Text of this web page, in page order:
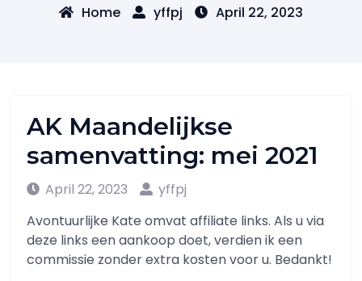
Home yffpj April 22, 2023
AK Maandelijkse
samenvatting: mei 2021
April 22, 2023
yffpj
Avontuurlijke Kate omvat affiliate links. Als u via
deze links een aankoop doet, verdien ik een
commissie zonder extra kosten voor u. Bedankt!